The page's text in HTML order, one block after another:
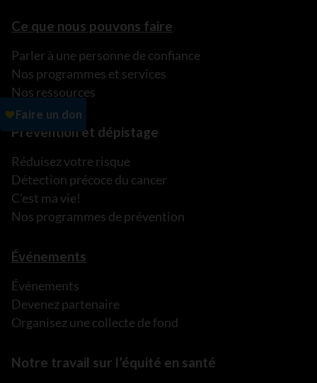
Ce que nous pouvons faire
Parler à une personne de confiance
Nos programmes et services
Nos ressources
Prévention et dépistage
Réduisez votre risque
Détection précoce du cancer
C’est ma vie!
Nos programmes de prévention
Événements
Événements
Devenez partenaire
Organisez une collecte de fond
Notre travail sur l’équité en santé